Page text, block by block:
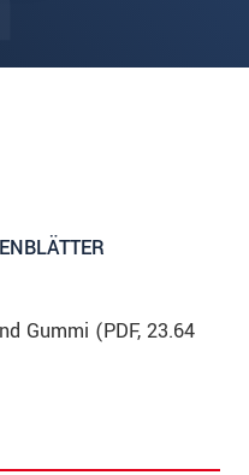
Gummi (PDF, 23.64